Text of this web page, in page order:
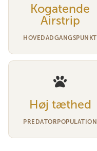
Kogatende
Airstrip
HOVEDADGANGSPUNKT
Høj tæthed
PREDATORPOPULATION